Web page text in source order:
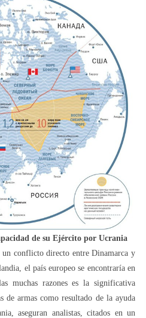
de su Ejército por Ucrania
un conflicto directo entre Dinamarca y
el país europeo se encontraría en
muchas razones es la significativa
de armas como resultado de la ayuda
aseguran analistas, citados en un